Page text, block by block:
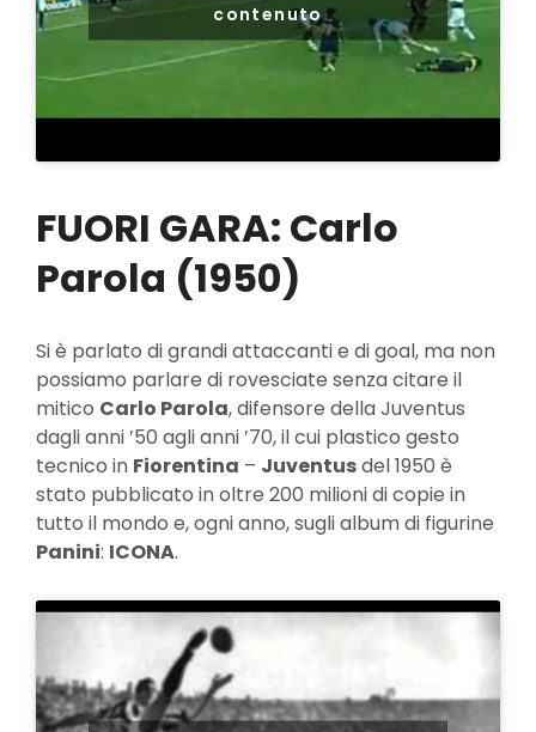
contenuto
FUORI GARA: Carlo
Parola (1950)
Si è parlato di grandi attaccanti e di goal, ma non
possiamo parlare di rovesciate senza citare il
mitico Carlo Parola, difensore della Juventus
dagli anni ’50 agli anni ’70, il cui plastico gesto
tecnico in Fiorentina – Juventusdel 1950 è
stato pubblicato in oltre 200 milioni di copie in
tutto il mondo e, ogni anno, sugli album di figurine
Panini: ICONA.